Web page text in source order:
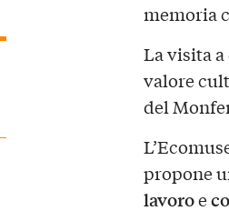
memoria
La visita
valore
del
propone
lavoroe